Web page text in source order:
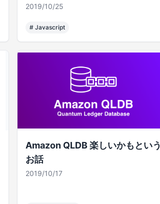
2019/10/25
# Javascript
Amazon QLDB 楽しいかもという
お話
2019/10/17